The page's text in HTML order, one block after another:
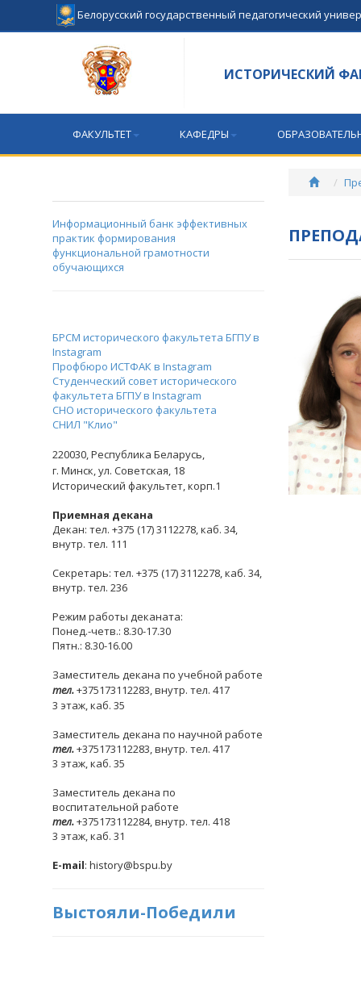
Белорусский государственный педагогический
ИСТОРИЧЕСКИЙ
ФАКУЛЬТЕТ КАФЕДРЫ
Информационный банк эффективных
практик формирования
функциональной грамотности
обучающихся
БРСМ исторического факультета БГПУ в
Instagram
Профбюро ИСТФАК в Instagram
Студенческий совет исторического
факультета БГПУ в Instagram
СНО исторического факультета
СНИЛ "Клио"
220030,Республика Беларусь,
г. Минск,ул. Советская, 18
Исторический факультет, корп.1
Приемная декана
Декан: тел. +375 (17) 3112278, каб. 34,
внутр. тел. 111
Секретарь: тел. +375 (17) 3112278, каб. 34,
внутр. тел. 236
Режим работы деканата:
Понед.-четв.: 8.30-17.30
Пятн.: 8.30-16.00
Заместитель декана по учебной работе
тел.+375173112283, внутр. тел. 417
3 этаж, каб. 35
Заместитель декана по научной работе
тел.+375173112283, внутр. тел. 417
3 этаж, каб. 35
Заместитель декана по
воспитательной работе
тел.+375173112284, внутр. тел. 418
3 этаж, каб. 31
E-mail: history@bspu.by
Выстояли-Победили